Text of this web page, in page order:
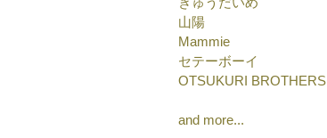
山陽
Mammie
セテーボーイ
OTSUKURI BROTHERS
and more...